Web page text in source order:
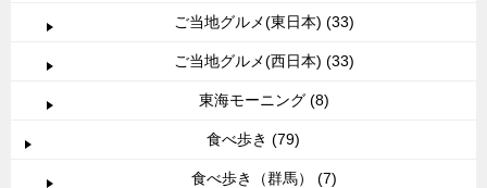
ご当地グルメ(東日本) (33)
ご当地グルメ(西日本) (33)
東海モーニング (8)
食べ歩き (79)
食べ歩き（群馬） (7)